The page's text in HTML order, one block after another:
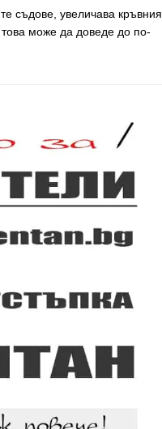
съдове, увеличава кръвния
може да доведе до по-